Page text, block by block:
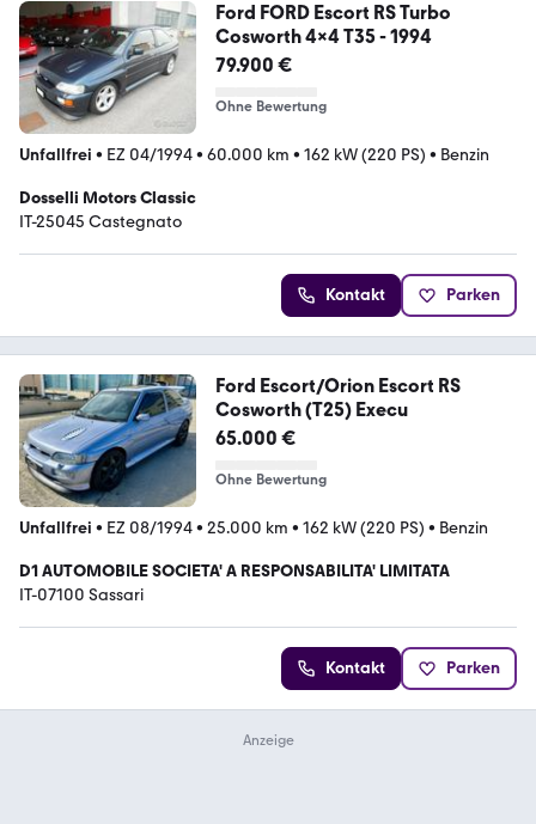
Ford FORD Escort RS Turbo
Cosworth 4x4 T35 - 1994
79.900 €
Ohne Bewertung
Unfallfrei • EZ 04/1994• 60.000 km • 162 kW (220 PS) • Benzin
Dosselli Motors Classic
IT-25045 Castegnato
Kontakt Parken
Ford Escort/Orion Escort RS
Cosworth (T25) Execu
65.000 €
Ohne Bewertung
Unfallfrei • EZ 08/1994• 25.000 km • 162 kW (220 PS) • Benzin
D1 AUTOMOBILE SOCIETA' A RESPONSABILITA' LIMITATA
IT-07100 Sassari
Kontakt Parken